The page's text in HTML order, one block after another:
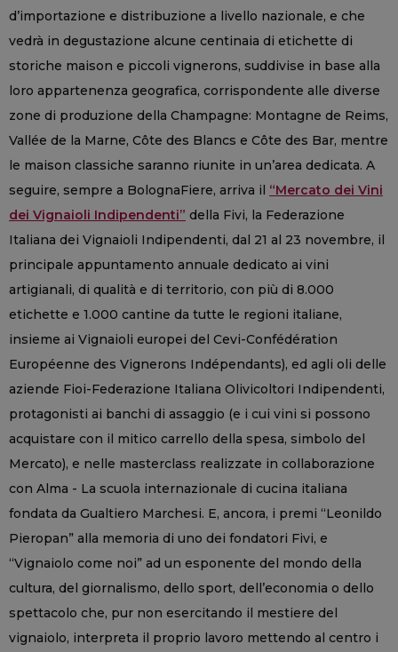
d’importazione e distribuzione a livello nazionale, e che
vedrà in degustazione alcune centinaia di etichette di
storiche maison e piccoli vignerons, suddivise in base alla
loro appartenenza geografica, corrispondente alle diverse
zone di produzione della Champagne: Montagne de Reims,
Vallée de la Marne, Côte des Blancs e Côte des Bar, mentre
le maison classiche saranno riunite in un’area dedicata. A
seguire, sempre a BolognaFiere, arriva il “Mercato dei Vini
dei Vignaioli Indipendenti” della Fivi, la Federazione
Italiana dei Vignaioli Indipendenti, dal 21 al 23 novembre, il
principale appuntamento annuale dedicato ai vini
artigianali, di qualità e di territorio, con più di 8.000
etichette e 1.000 cantine da tutte le regioni italiane,
insieme ai Vignaioli europei del Cevi-Confédération
Européenne des Vignerons Indépendants), ed agli oli delle
aziende Fioi-Federazione Italiana Olivicoltori Indipendenti,
protagonisti ai banchi di assaggio (e i cui vini si possono
acquistare con il mitico carrello della spesa, simbolo del
Mercato), e nelle masterclass realizzate in collaborazione
con Alma - La scuola internazionale di cucina italiana
fondata da Gualtiero Marchesi. E, ancora, i premi “Leonildo
Pieropan” alla memoria di uno dei fondatori Fivi, e
“Vignaiolo come noi” ad un esponente del mondo della
cultura, del giornalismo, dello sport, dell’economia o dello
spettacolo che, pur non esercitando il mestiere del
vignaiolo, interpreta il proprio lavoro mettendo al centro i